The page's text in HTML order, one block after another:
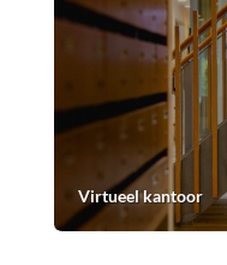
Virtueel kantoor